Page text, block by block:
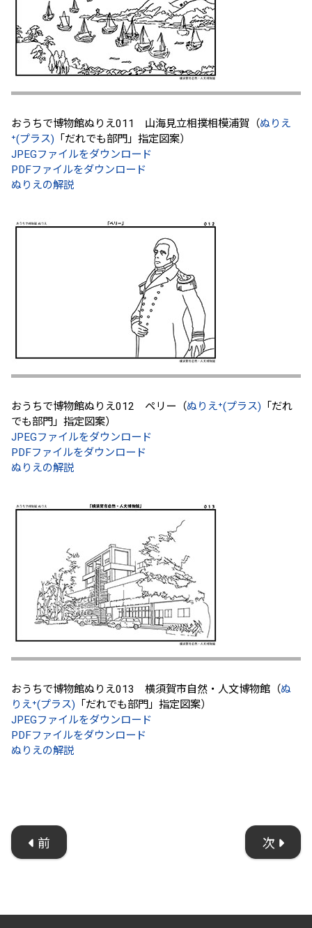
おうちで博物館ぬりえ011 山海見立相撲相模浦賀（ぬりえ
⁺(プラス) 「だれでも部門」指定図案）
JPEGファイルをダウンロード
PDFファイルをダウンロード
ぬりえの解説
おうちで博物館ぬりえ012 ペリー（ぬりえ⁺(プラス) 「だれ
でも部門」指定図案）
JPEGファイルをダウンロード
PDFファイルをダウンロード
ぬりえの解説
おうちで博物館ぬりえ013 横須賀市自然・人文博物館（ぬ
りえ⁺(プラス) 「だれでも部門」指定図案）
JPEGファイルをダウンロード
PDFファイルをダウンロード
ぬりえの解説
前 次